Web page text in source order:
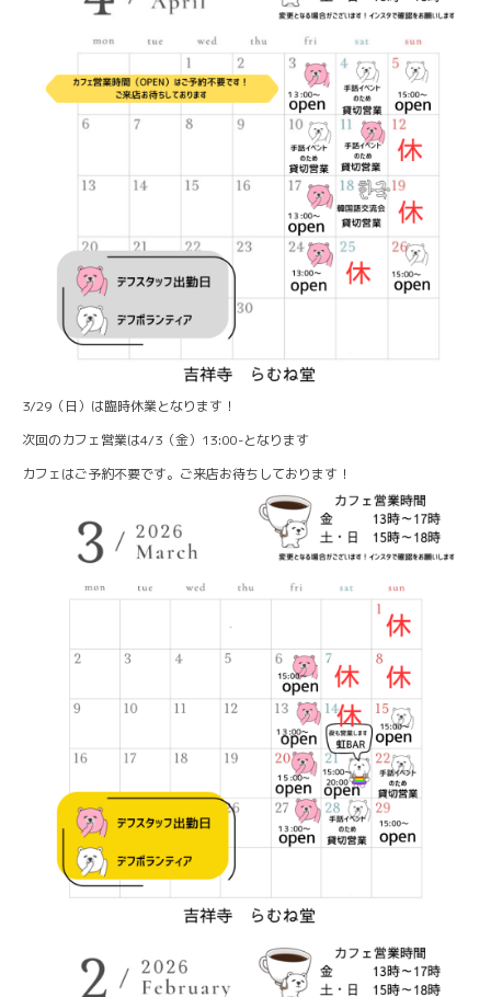
3/29（日）は臨時休業となります！
次回のカフェ営業は4/3（金）13:00-となります
カフェはご予約不要です。ご来店お待ちしております！